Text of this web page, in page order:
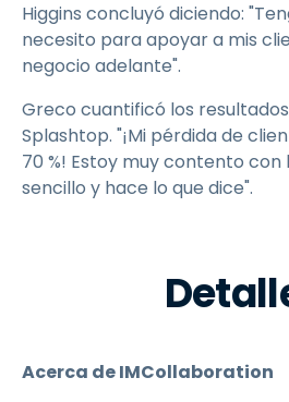
Higgins concluyó diciendo:
necesito para apoyar a mis
negocio adelante".
Greco cuantificó los
Splashtop. "¡Mi pérdida de
70 %! Estoy muy contento con
sencillo y hace lo que dice".
Acerca de IMCollaboration